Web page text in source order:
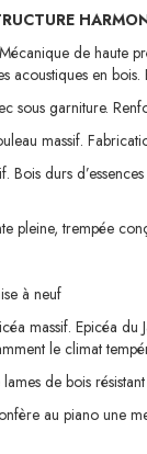
de haute
acoustiques en
sous garniture.
massif.
Bois durs
pleine, trempée
à neuf
massif. Epicéa
le climat
de bois
au piano une